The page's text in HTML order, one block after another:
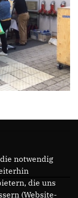
notwendig
die uns
(Website-